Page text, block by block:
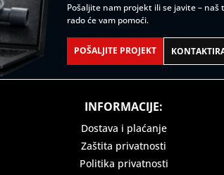
Pošaljite nam projekt ili se javite –
rado će vam pomoći.
POŠALJITE PROJEKT
INFORMACIJE:
Dostava i plaćanje
Zaštita privatnosti
Politika privatnosti